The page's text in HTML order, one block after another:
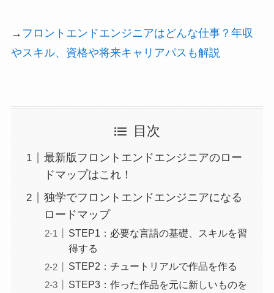
→ フロントエンドエンジニアはどんな仕事？年収
やスキル、資格や将来キャリアパスも解説
目次
最新版フロントエンドエンジニアのロー
ドマップはこれ！
独学でフロントエンドエンジニアになる
ロードマップ
STEP1：必要な言語の基礎、スキルを習
得する
STEP2：チュートリアルで作品を作る
STEP3：作った作品を元に新しいものを